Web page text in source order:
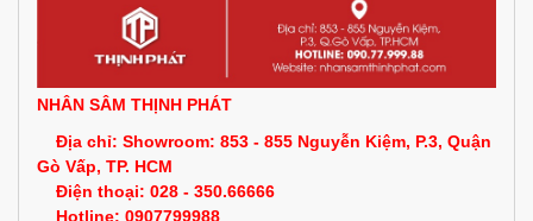
NHÂN SÂM THỊNH PHÁT
Địa chỉ: Showroom: 853 - 855 Nguyễn Kiệm, P.3, Quận
Gò Vấp, TP. HCM
Điện thoại: 028 - 350.66666
Hotline: 0907799988